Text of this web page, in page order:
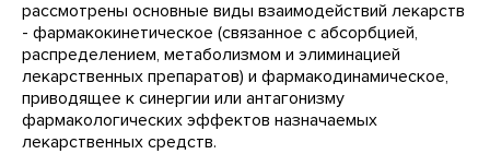
рассмотрены основные виды взаимодействий лекарств
- фармакокинетическое (связанное с абсорбцией,
распределением, метаболизмом и элиминацией
лекарственных препаратов) и фармакодинамическое,
приводящее к синергии или антагонизму
фармакологических эффектов назначаемых
лекарственных средств.